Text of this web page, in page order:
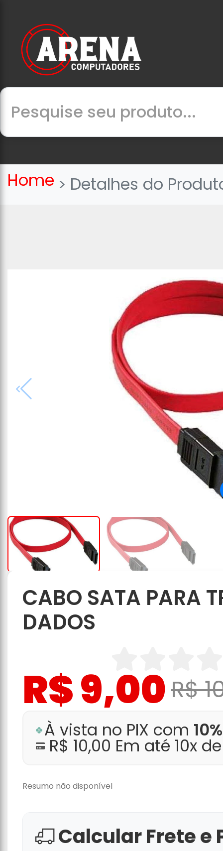
Home Detalhes do
CABO SATA PARA
DADOS
R$ 9,00R$
À vista no PIX com
R$ 10,00 Em até 10x
Resumo não disponível
Calcular Frete e